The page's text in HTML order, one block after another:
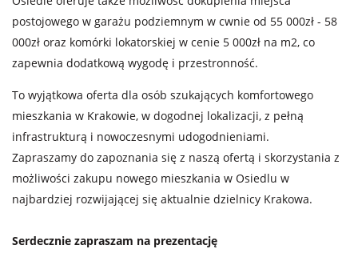
postojowego w garażu podziemnym w cwnie od 55 000zł - 58
000zł oraz komórki lokatorskiej w cenie 5 000zł na m2, co
zapewnia dodatkową wygodę i przestronność.
To wyjątkowa oferta dla osób szukających komfortowego
mieszkania w Krakowie, w dogodnej lokalizacji, z pełną
infrastrukturą i nowoczesnymi udogodnieniami.
Zapraszamy do zapoznania się z naszą ofertą i skorzystania z
możliwości zakupu nowego mieszkania w Osiedlu w
najbardziej rozwijającej się aktualnie dzielnicy Krakowa.
Serdecznie zapraszam na prezentację